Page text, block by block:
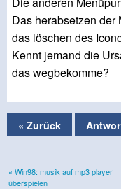
Das herabsetzen der
das löschen des
Kennt jemand die
das wegbekomme?
« Zurück
« Win98: musik auf mp3 player
überspielen